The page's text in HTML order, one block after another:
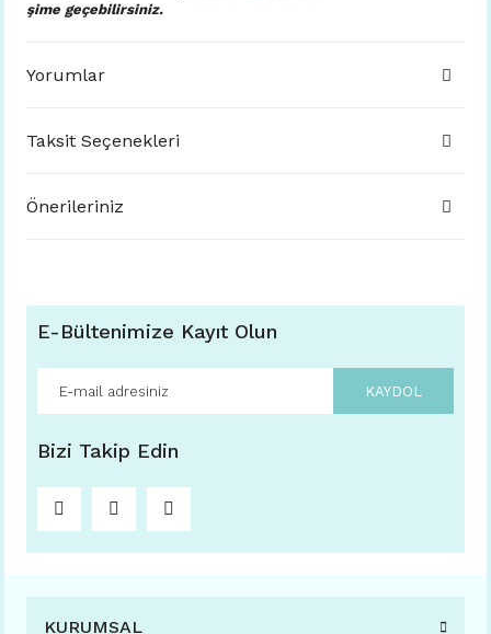
şime geçebilirsiniz.
Yorumlar
Taksit Seçenekleri
Önerileriniz
E-Bültenimize Kayıt Olun
KAYDOL
Bizi Takip Edin
KURUMSAL